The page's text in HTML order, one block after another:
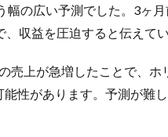
の広い予測でした。3ヶ
収益を圧迫すると伝えてい
売上が急増したことで、
性があります。予測が難